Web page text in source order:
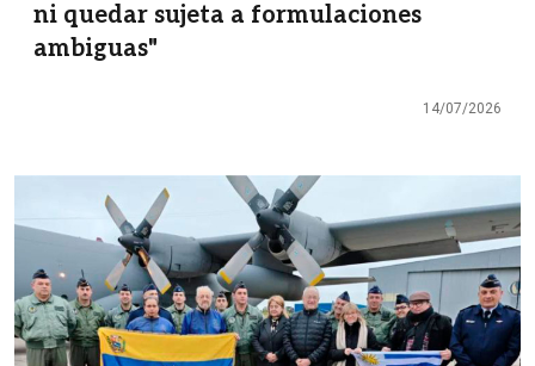
ni quedar sujeta a formulaciones
ambiguas"
14/07/2026